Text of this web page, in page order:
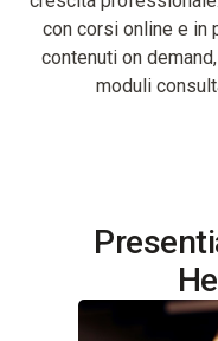
con corsi online e in
contenuti on
moduli